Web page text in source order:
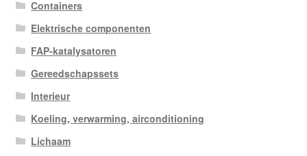
Containers
Elektrische componenten
FAP-katalysatoren
Gereedschapssets
Interieur
Koeling, verwarming, airconditioning
Lichaam